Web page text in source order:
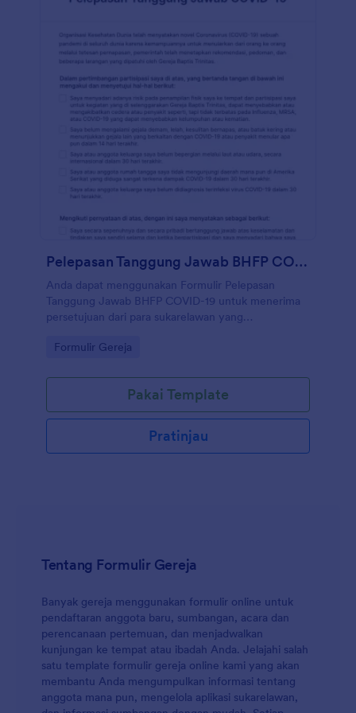
integrasi formulir gratis kami, seperti Google Drive,
Dropbox, Slack, dan banyak lainnya. Salin formulir ini
dan segera gunakan di Jotform!
Pelepasan Tanggung Jawab BHFP COVID 19
Anda dapat menggunakan Formulir Pelepasan
Tanggung Jawab BHFP COVID-19 untuk menerima
persetujuan dari para sukarelawan yang
pernyataan dan membebaskan Anda serta fasilitas
paparan atau kerugian yang tidak disengaja karena
Covid-19. Untuk menambahkan pernyataan baru,
unggah logo Anda, atau mengubah desain Formulir
hanya dengan beberapa klik menggunakan Pembuat
Formulir kami yang mudah digunakan - cukup seret
Go to Category:
Formulir Gereja
Pakai Template
Pratinjau
Tentang Formulir Gereja
Banyak gereja menggunakan formulir online untuk
pendaftaran anggota baru, sumbangan, acara dan
perencanaan pertemuan, dan menjadwalkan
kunjungan ke tempat atau ibadah Anda. Jelajahi salah
satu template formulir gereja online kami yang akan
membantu Anda mengumpulkan informasi tentang
anggota mana pun, mengelola aplikasi sukarelawan,